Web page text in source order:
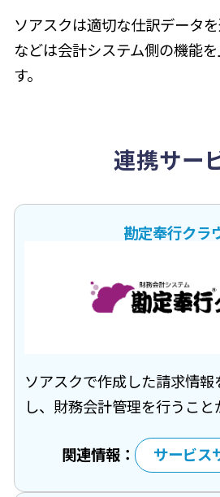
ソアスクは適切な仕訳データ
などは会計システム側の機能
す。
連携サー
勘定奉行クラ
ソアスクで作成した請求情
し、財務会計管理を行うこと
関連情報： サービス